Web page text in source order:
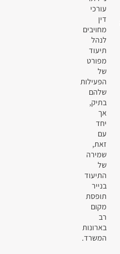
עורכי
דין
מחויבים
לנהל
תיעוד
מפורט
של
הפעילות
שלהם
בתיק,
אך
יחד
עם
זאת,
שמירה
של
התיעוד
בנייר
תופסת
מקום
רב
בארונות
המשרד.